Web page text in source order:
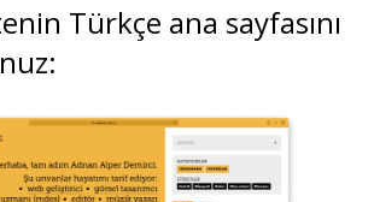
Türkçe ana sayfasını